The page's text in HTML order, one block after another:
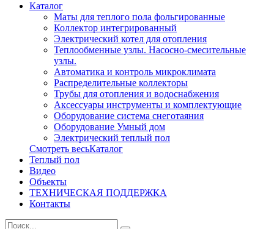
Каталог
Маты для теплого пола фольгированные
Коллектор интегрированный
Электрический котел для отопления
Теплообменные узлы. Насосно-смесительные
узлы.
Автоматика и контроль микроклимата
Распределительные коллекторы
Трубы для отопления и водоснабжения
Аксессуары инструменты и комплектующие
Оборудование система снеготаяния
Оборудование Умный дом
Электрический теплый пол
Смотреть весьКаталог
Теплый пол
Видео
Объекты
ТЕХНИЧЕСКАЯ ПОДДЕРЖКА
Контакты